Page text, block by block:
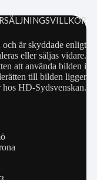
är skyddade enligt
eller säljas vidare.
att använda bilden i
till bilden ligger
HD-Sydsvenskan.